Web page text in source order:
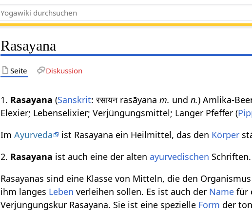
Rasayana
Seite Diskussion
1. Rasayana (Sanskrit: रसायन rasāyanam. undn.) Amlika-
Elexier; Lebenselixier; Verjüngungsmittel; Langer Pfeffer (
ImAyurveda ist Rasayana ein Heilmittel, das den Körper
2. Rasayana ist auch eine der alten ayurvedischen Schriften.
Rasayanas sind eine Klasse von Mitteln, die den
ihm langes Leben verleihen sollen. Es ist auch der Name für
Verjüngungskur Rasayana. Sie ist eine spezielle Form der